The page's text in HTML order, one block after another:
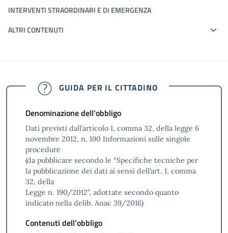
INTERVENTI STRAORDINARI E DI EMERGENZA
ALTRI CONTENUTI
GUIDA PER IL CITTADINO
Denominazione dell’obbligo
Dati previsti dall’articolo 1, comma 32, della legge 6
novembre 2012, n. 190 Informazioni sulle singole
procedure
(da pubblicare secondo le “Specifiche tecniche per
la pubblicazione dei dati ai sensi dell’art. 1, comma
32, della
Legge n. 190/2012”, adottate secondo quanto
indicato nella delib. Anac 39/2016)
Contenuti dell’obbligo